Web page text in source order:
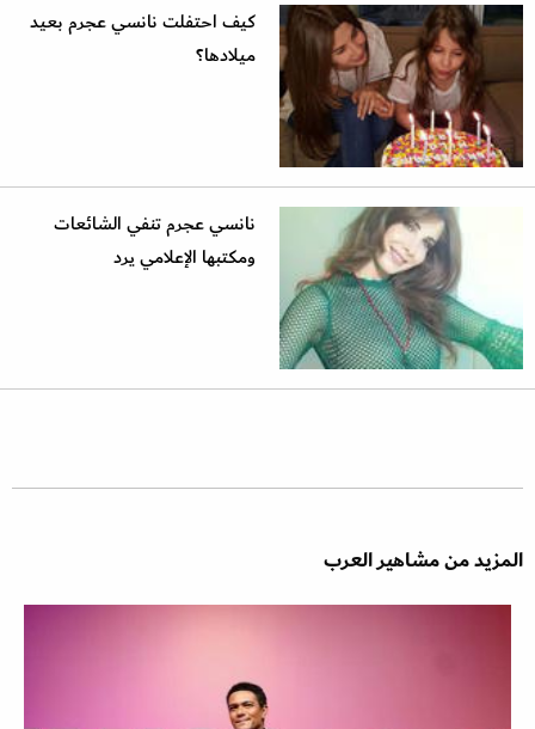
كيف احتفلت نانسي عجرم بعيد
ميلادها؟
نانسي عجرم تنفي الشائعات
ومكتبها الإعلامي يرد
المزيد من مشاهير العرب